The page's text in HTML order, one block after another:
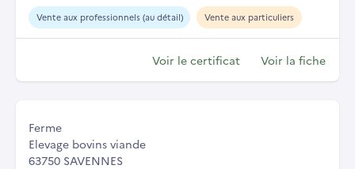
Vente aux professionnels (au détail) Vente aux particuliers
Voir le certificat Voir la fiche
Ferme
Elevage bovins viande
63750 SAVENNES